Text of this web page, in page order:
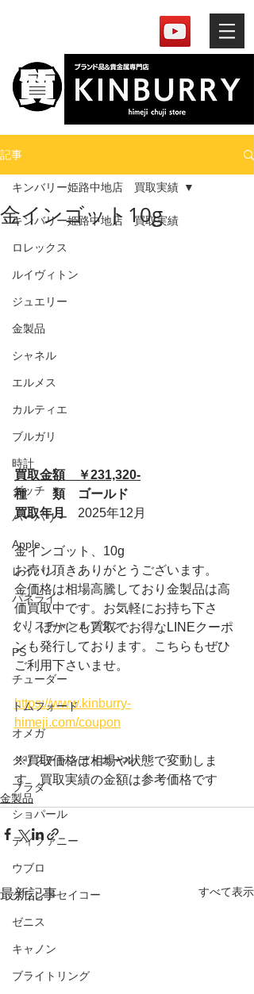
記事
キンバリー姫路中地店 買取実績
ロレックス
ルイヴィトン
ジュエリー
金製品
シャネル
エルメス
カルティエ
ブルガリ
時計
グッチ
バーバリー
Apple
レイバン
パネライ
クリスチャンルブタン
PS
チューダー
トムフォード
オメガ
クリスチャンディオール
プラダ
ショパール
ティファニー
ウブロ
グランドセイコー
ゼニス
キャノン
ブライトリング
キンバリー姫路中地店 買取実績
金インゴット10g
買取金額　￥231,320-
種　　類　ゴールド
買取年月 2025年12月
金インゴット、10g
お売り頂きありがとうございます。
金価格は相場高騰しており金製品は高
価買取中です。お気軽にお持ち下さ
い。ほかにも買取でお得なLINEクーポ
ンも発行しております。こちらもぜひ
ご利用下さいませ。
https://www.kinburry-
himeji.com/coupon
※買取価格は相場や状態で変動しま
す　買取実績の金額は参考価格です
金製品
最新記事 すべて表示